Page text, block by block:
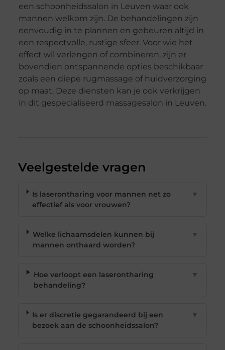
een schoonheidssalon in Leuven waar ook
mannen welkom zijn. De behandelingen zijn
eenvoudig in te plannen en gebeuren altijd in
een respectvolle, rustige sfeer. Voor wie het
effect wil verlengen of combineren, zijn er
bovendien ontspannende opties beschikbaar
zoals een diepe rugmassage of huidverzorging
op maat. Deze diensten kan je ook verkrijgen
in dit gespecialiseerd massagesalon in Leuven.
Veelgestelde vragen
Is laserontharing voor mannen net zo
effectief als voor vrouwen?
▼
Welke lichaamsdelen kunnen bij
mannen onthaard worden?
▼
Hoe verloopt een laserontharing
behandeling?
▼
Is er discretie gegarandeerd bij een
bezoek aan de schoonheidssalon?
▼